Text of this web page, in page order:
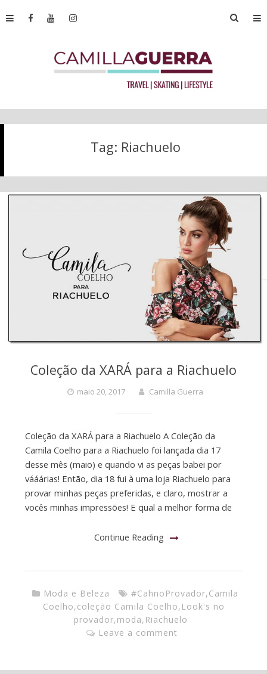
Tag: Riachuelo
Coleção da XARÁ para a Riachuelo
maio 20, 2017 Camilla Guerra
Coleção da XARÁ para a Riachuelo A Coleção da
Camila Coelho para a Riachuelo foi lançada dia 17
desse mês (maio) e quando vi as peças babei por
vááárias! Então, dia 18 fui à uma loja Riachuelo para
provar minhas peças preferidas, e claro, mostrar a
vocês minhas impressões! E qual a melhor forma de
Continue Reading
Moda e Beleza #CahnoProvador,Camila
Coelho,coleção Camila Coelho, Look's no
provador,moda, Riachuelo
Leave a comment